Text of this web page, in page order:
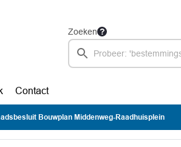
Zoeken
Contact
Bouwplan Middenweg-Raadhuisplein